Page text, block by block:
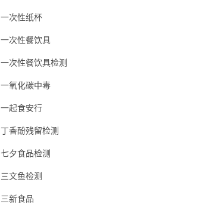
一次性纸杯
一次性餐饮具
一次性餐饮具检测
一氧化碳中毒
一起食安行
丁香酚残留检测
七夕食品检测
三文鱼检测
三新食品